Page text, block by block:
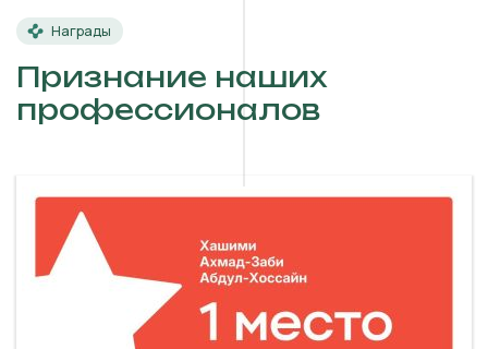
Награды
Признание наших
профессионалов